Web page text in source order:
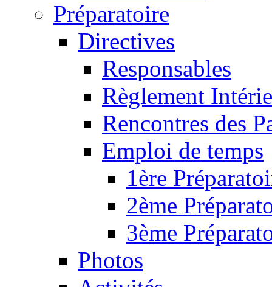
Préparatoire
Directives
Responsables
Règlement
Rencontres des
Emploi de temps
1ère
2ème
3ème
Photos